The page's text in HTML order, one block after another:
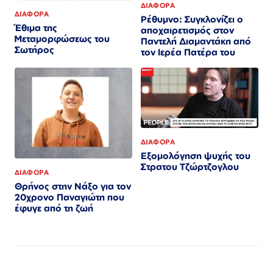
ΔΙΑΦΟΡΑ
Έθιμα της
Μεταμορφώσεως του
Σωτήρος
ΔΙΑΦΟΡΑ
Ρέθυμνο: Συγκλονίζει ο
αποχαιρετισμός στον
Παντελή Διαμαντάκη από
τον Ιερέα Πατέρα του
ΔΙΑΦΟΡΑ
Θρήνος στην Νάξο για τον
20χρονο Παναγιώτη που
έφυγε από τη ζωή
ΔΙΑΦΟΡΑ
Εξομολόγηση ψυχής του
Στρατου Τζώρτζογλου